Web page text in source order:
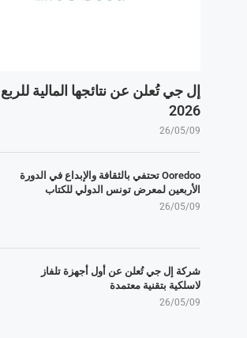
إل جي تُعلن عن نتائجها المالية
2026
26/05/09
Ooredoo تحتفي بالثقافة والإبداع في الدورة
الأربعين لمعرض تونس الدولي للكتاب
26/05/09
شركة إل جي تُعلن عن أول أجهزة تلفاز
لاسلكية بتقنية معتمدة
26/05/09